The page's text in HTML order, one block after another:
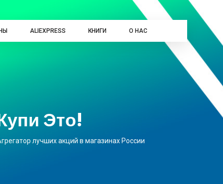
ALIEXPRESS КНИГИ О НАС
Это!
лучших акций в магазинах России